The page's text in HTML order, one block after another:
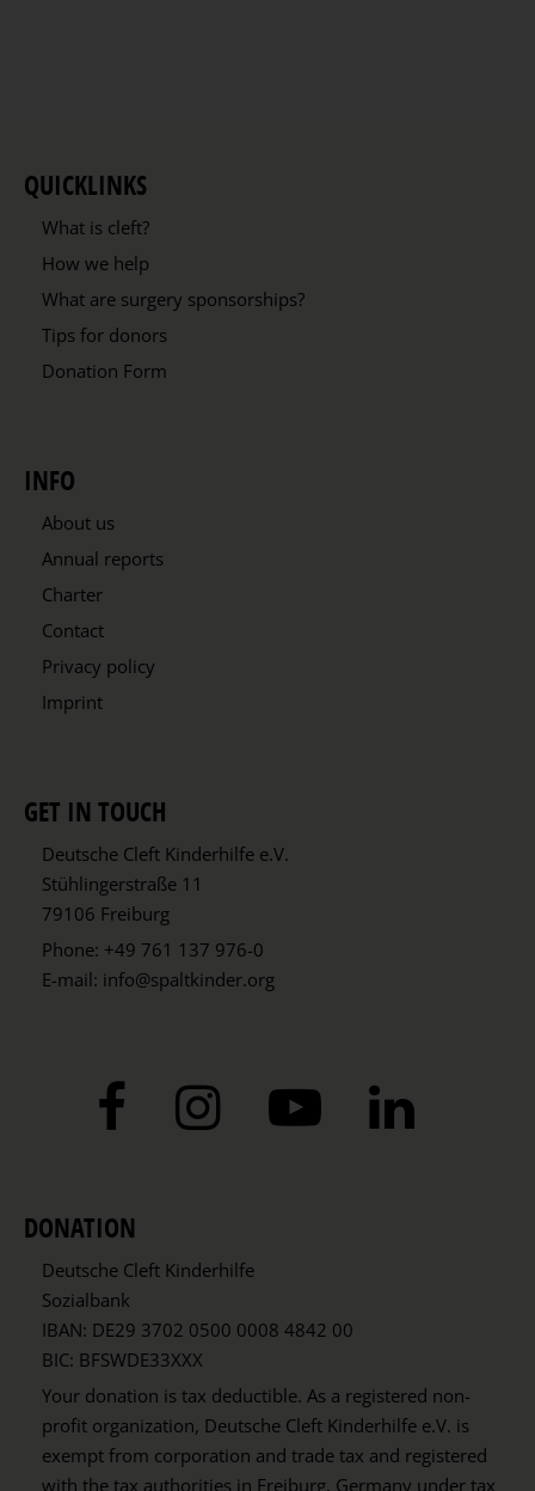
QUICKLINKS
What is cleft?
How we help
What are surgery sponsorships?
Tips for donors
Donation Form
INFO
About us
Annual reports
Charter
Contact
Privacy policy
Imprint
GET IN TOUCH
Deutsche Cleft Kinderhilfe e.V.
Stühlingerstraße 11
79106 Freiburg
Phone: +49 761 137 976-0
E-mail: info@spaltkinder.org
DONATION
Deutsche Cleft Kinderhilfe
Sozialbank
IBAN: DE29 3702 0500 0008 4842 00
BIC: BFSWDE33XXX
Your donation is tax deductible. As a registered non-
profit organization, Deutsche Cleft Kinderhilfe e.V. is
exempt from corporation and trade tax and registered
with the tax authorities in Freiburg, Germany under tax